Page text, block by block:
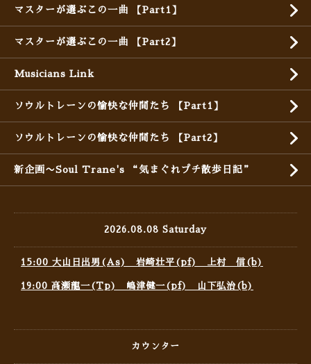
マスターが選ぶこの一曲 【Part1】
マスターが選ぶこの一曲 【Part2】
Musicians Link
ソウルトレーンの愉快な仲間たち 【Part1】
ソウルトレーンの愉快な仲間たち 【Part2】
新企画〜Soul Trane's “気まぐれプチ散歩日記”
2026.08.08 Saturday
15:00 大山日出男(As) 岩崎壮平(pf) 上村 信(b)
19:00 高瀬龍一(Tp) 嶋津健一(pf) 山下弘治(b)
カウンター